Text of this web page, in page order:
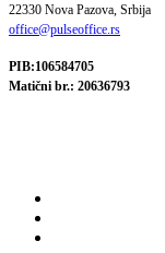
22330 Nova Pazova, Srbija
office@pulseoffice.rs
PIB:106584705
Matični br.: 20636793